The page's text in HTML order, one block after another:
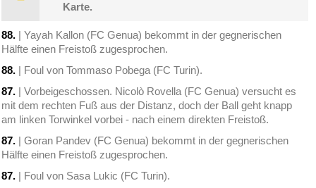
Karte.
88. | Yayah Kallon (FC Genua) bekommt in der gegnerischen
Hälfte einen Freistoß zugesprochen.
88. | Foul von Tommaso Pobega (FC Turin).
87. | Vorbeigeschossen. Nicolò Rovella (FC Genua) versucht es
mit dem rechten Fuß aus der Distanz, doch der Ball geht knapp
am linken Torwinkel vorbei - nach einem direkten Freistoß.
87. | Goran Pandev (FC Genua) bekommt in der gegnerischen
Hälfte einen Freistoß zugesprochen.
87. | Foul von Sasa Lukic (FC Turin).